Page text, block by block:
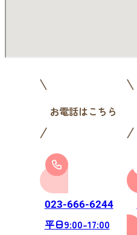
お電話はこちら
023-666-6244
平日9:00-17:00